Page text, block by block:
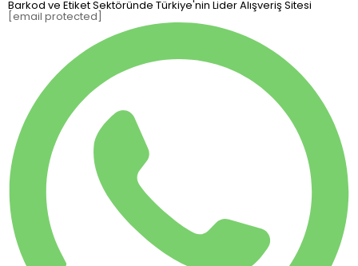
Barkod ve Etiket Sektöründe Türkiye'nin Lider Alışveriş Sitesi
[email protected]